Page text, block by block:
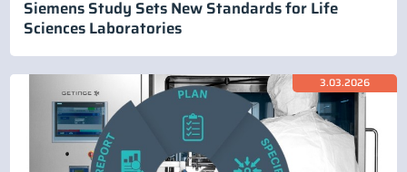
Siemens Study Sets New Standards for Life
Sciences Laboratories
3.03.2026